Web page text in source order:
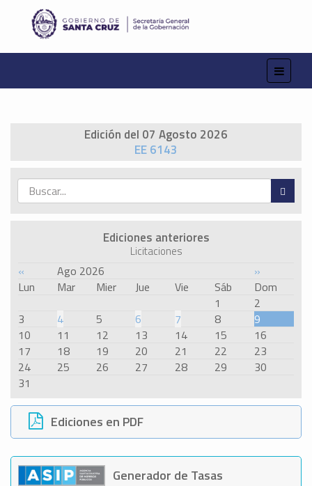
Edición del 07 Agosto 2026
EE 6143
Ediciones anteriores
Licitaciones
« Ago 2026
»
Lun
Mar Mier Jue Vie Sáb
Dom
1
2
3
4 5 6 7 8
9
10
11 12 13 14 15
16
17
18 19 20 21 22
23
24
25 26 27 28 29
30
31
Ediciones en PDF
Generador de Tasas